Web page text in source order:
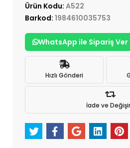
Ürün Kodu: A522
Barkod: 1984610035753
WhatsApp ile Sipariş Ver
Hızlı Gönderi
İade ve